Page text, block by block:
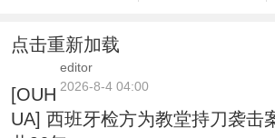
点击重新加载
editor
2026-8-4 04:00
[OUH
UA] 西班牙检方为教堂持刀袭击